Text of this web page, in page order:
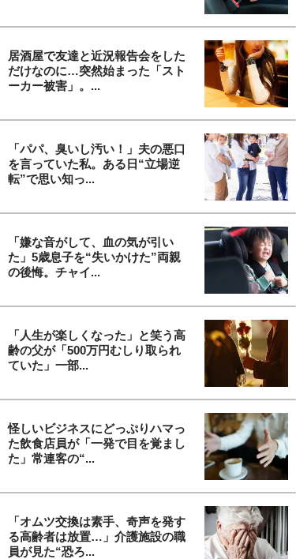
居酒屋で友達と近況報告会をした
だけなのに…突然始まった「スト
ーカー被害」。...
「パパ、臭いし汚い！」夫の悪口
を言っていた私。ある日“立場逆
転”で思い知っ...
「嫌な音がして、血の気が引い
た」5歳息子を“失いかけた”両親
の後悔。チャイ...
「人生が楽しくなった」と笑う高
齢の父が「500万円むしり取られ
ていた」一部...
怪しいビジネスにどっぷりハマっ
た飲食店員が「一発で目を覚まし
た」常連客の“...
「オムツ交換は素手、奇声を発す
る高齢者は放置…」介護施設の職
員が見た“恐ろ...